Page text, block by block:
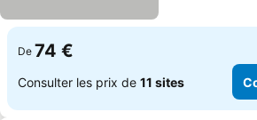
De 74 €
Consulter les prix de 11 sites